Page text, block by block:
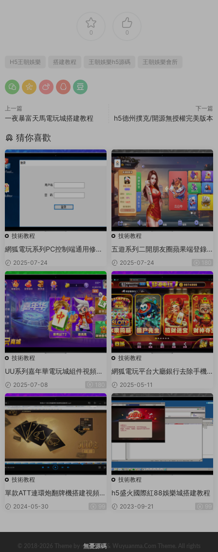
0 0
H5王朝娛樂 搭建教程 王朝娛樂h5源碼 王朝娛樂會所
上一篇
一夜暴富天馬電玩城搭建教程
下一篇
h5德州撲克/開源無授權完美版本
猜你喜歡
技術教程
網狐電玩系列PC控制端通用修改
圖文教程
2025-07-24
技術教程
五遊系列二開朋友圈蘋果端登錄
閃退修複文件
2025-07-24 180
技術教程
UU系列嘉年華電玩城組件視頻搭
建教程
2025-07-08 180
技術教程
網狐電玩平台大廳銀行去除手機
短信驗證碼校驗（Lua 技術)
2025-05-11
技術教程
單款ATT連環炮翻牌機搭建視頻教
程 2024-05-30
技術教程
h5盛火國際紅88娛樂城搭建教程
2023-09-21
© 2018-2026 Theme by -無憂源碼& Wuyuanma.Com Theme. All rights